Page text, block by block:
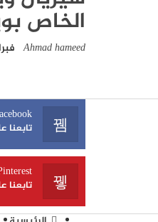
الخاص
Ahmad hameed فبراير